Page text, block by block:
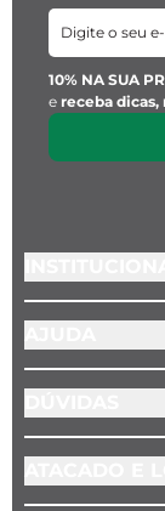
10% NA SUA
e receba